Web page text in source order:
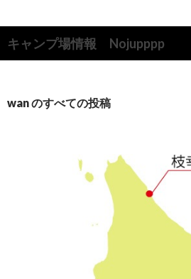
キャンプ場情報 Nojupppp
索
ン
wan のすべての投稿